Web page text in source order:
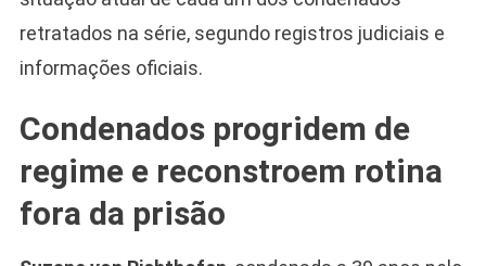
retratados na série, segundo registros judiciais e
informações oficiais.
Condenados progridem de
regime e reconstroem rotina
fora da prisão